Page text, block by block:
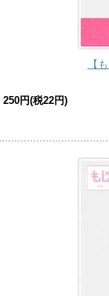
【
250円(税22円)